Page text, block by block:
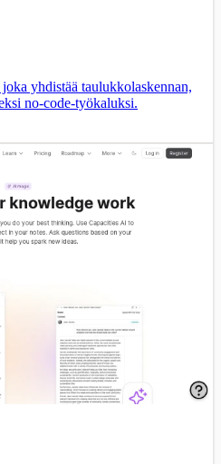
yhdistää taulukkolaskennan,
no-code-työkaluksi.